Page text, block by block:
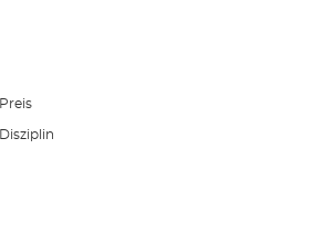
Preis
Disziplin